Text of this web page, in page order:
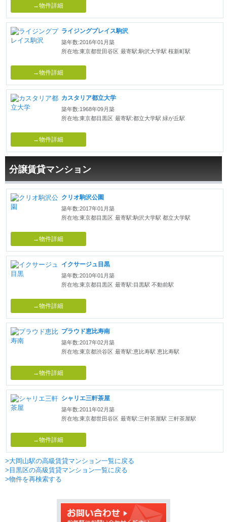
→物件詳細
ライジングプレイス駒沢
築年数:2016年01月築
所在地:東京都世田谷区 最寄駅:駒沢大学駅 桜新町駅
→物件詳細
カスタリア都立大学
築年数:1968年09月築
所在地:東京都目黒区 最寄駅:都立大学駅 緑が丘駅
→物件詳細
分譲賃貸マンション
クリオ駒沢公園
築年数:2017年01月築
所在地:東京都目黒区 最寄駅:駒沢大学駅 都立大学駅
→物件詳細
イクサージュ目黒
築年数:2010年01月築
所在地:東京都目黒区 最寄駅:目黒駅 不動前駅
→物件詳細
プラウド恵比寿南
築年数:2017年02月築
所在地:東京都渋谷区 最寄駅:恵比寿駅 恵比寿駅
→物件詳細
シャリエ三軒茶屋
築年数:2011年02月築
所在地:東京都世田谷区 最寄駅:三軒茶屋駅 三軒茶屋駅
→物件詳細
>大岡山駅の高級賃貸マンション一覧に戻る
>目黒区の高級賃貸マンション一覧に戻る
>物件を再検索する